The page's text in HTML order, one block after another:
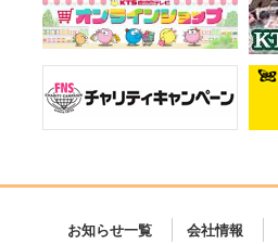
お知らせ一覧 会社情報